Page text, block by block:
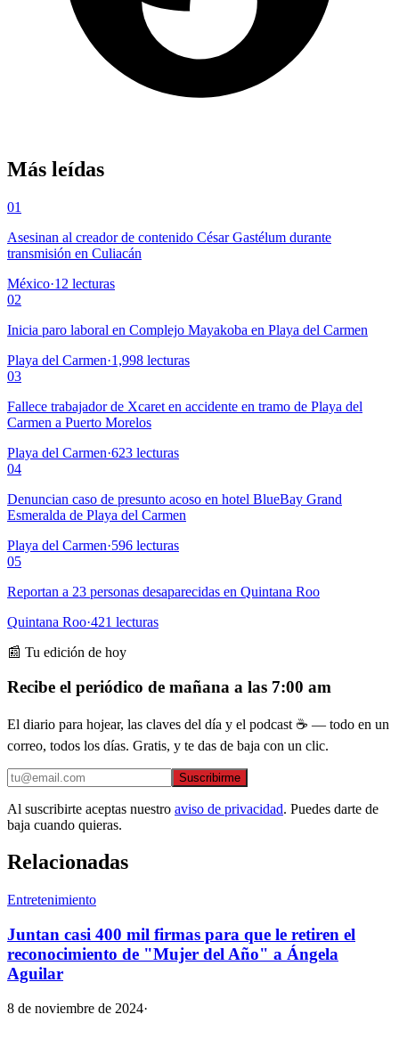
Más leídas
01
Asesinan al creador de contenido César Gastélum durante
transmisión en Culiacán
México·12 lecturas
02
Inicia paro laboral en Complejo Mayakoba en Playa del Carmen
Playa del Carmen·1,998 lecturas
03
Fallece trabajador de Xcaret en accidente en tramo de Playa del
Carmen a Puerto Morelos
Playa del Carmen·623 lecturas
04
Denuncian caso de presunto acoso en hotel BlueBay Grand
Esmeralda de Playa del Carmen
Playa del Carmen·596 lecturas
05
Reportan a 23 personas desaparecidas en Quintana Roo
Quintana Roo·421 lecturas
📰 Tu edición de hoy
Recibe el periódico de mañana a las 7:00 am
El diario para hojear, las claves del día y el podcast ☕ — todo en un
correo, todos los días. Gratis, y te das de baja con un clic.
Suscribirme
Al suscribirte aceptas nuestro aviso de privacidad. Puedes darte de
baja cuando quieras.
Relacionadas
Entretenimiento
Juntan casi 400 mil firmas para que le retiren el
reconocimiento de "Mujer del Año" a Ángela
Aguilar
8 de noviembre de 2024·